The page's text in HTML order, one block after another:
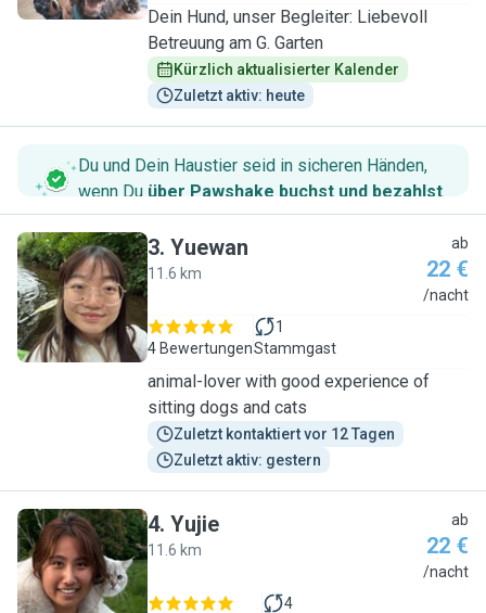
Dein Hund, unser Begleiter: Liebevoll
Betreuung am G. Garten
Kürzlich aktualisierter Kalender
Zuletzt aktiv: heute
Du und Dein Haustier seid in sicheren Händen,
wenn Du über Pawshake buchst und bezahlst.
Y
3. Yuewan
11.6 km
ab
22 €
/nacht
4 Bewertungen
1
Stammgast
animal-lover with good experience of
sitting dogs and cats
Zuletzt kontaktiert vor 12 Tagen
Zuletzt aktiv: gestern
Y
4. Yujie
11.6 km
ab
22 €
/nacht
4